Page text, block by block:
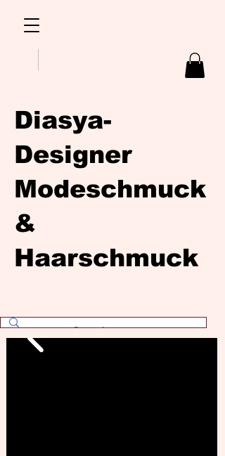
Diasya-
Designer
Modeschmuck
&
Haarschmuck